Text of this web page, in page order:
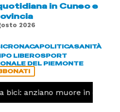
in Cuneo e
2026
CRONACAPOLITICASANITÀ
LIBEROSPORT
DEL PIEMONTE
anziano muore in corso